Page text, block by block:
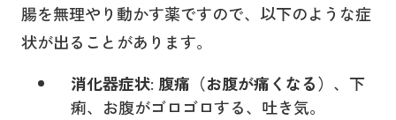
腸を無理やり動かす薬ですので、以下のような症
状が出ることがあります。
消化器症状: 腹痛（お腹が痛くなる） 、下
痢、お腹がゴロゴロする、吐き気。